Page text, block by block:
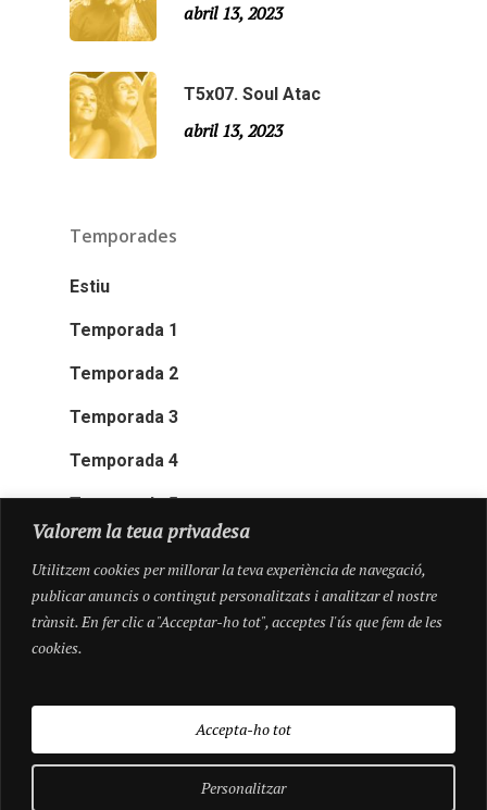
Valorem la teua privadesa
Utilitzem cookies per millorar la teva experiència de navegació,
publicar anuncis o contingut personalitzats i analitzar el nostre
trànsit. En fer clic a "Acceptar-ho tot", acceptes l'ús que fem de les
cookies.
Personalitzar
Accepta-ho tot
abril 13, 2023
T5x07. Soul Atac
abril 13, 2023
Temporades
Estiu
Temporada 1
Temporada 2
Temporada 3
Temporada 4
Temporada 5
© 2026 Pioneres.